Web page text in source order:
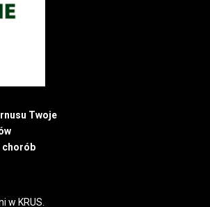
Twoje
chorób
w KRUS.